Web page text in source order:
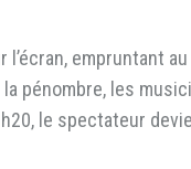
l’écran, empruntant
pénombre, les
le spectateur